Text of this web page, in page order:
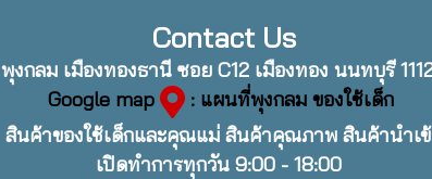
Contact Us
พุงกลม เมืองทองธานี ซอย C12 เมืองทอง นนทบุรี
Google map
: แผนที่พุงกลม ของใช้เด็ก
สินค้าของใช้เด็กและคุณแม่ สินค้าคุณภาพ สินค้านำเ
เปิดทำการทุกวัน 9:00 - 18:00